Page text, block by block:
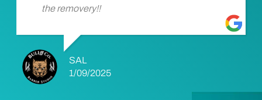
the removery!!
SAL
1/09/2025